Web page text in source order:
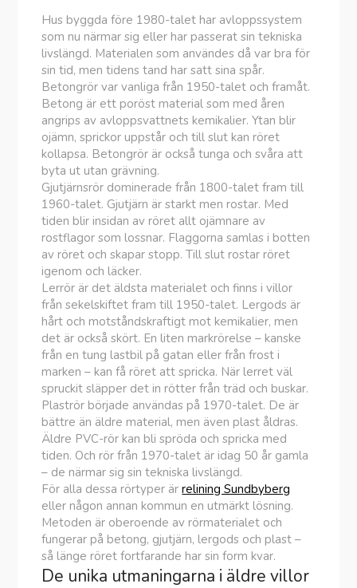
Hus byggda före 1980-talet har avloppssystem
som nu närmar sig eller har passerat sin tekniska
livslängd. Materialen som användes då var bra för
sin tid, men tidens tand har satt sina spår.
Betongrör var vanliga från 1950-talet och framåt.
Betong är ett poröst material som med åren
angrips av avloppsvattnets kemikalier. Ytan blir
ojämn, sprickor uppstår och till slut kan röret
kollapsa. Betongrör är också tunga och svåra att
byta ut utan grävning.
Gjutjärnsrör dominerade från 1800-talet fram till
1960-talet. Gjutjärn är starkt men rostar. Med
tiden blir insidan av röret allt ojämnare av
rostflagor som lossnar. Flaggorna samlas i botten
av röret och skapar stopp. Till slut rostar röret
igenom och läcker.
Lerrör är det äldsta materialet och finns i villor
från sekelskiftet fram till 1950-talet. Lergods är
hårt och motståndskraftigt mot kemikalier, men
det är också skört. En liten markrörelse – kanske
från en tung lastbil på gatan eller från frost i
marken – kan få röret att spricka. När lerret väl
spruckit släpper det in rötter från träd och buskar.
Plaströr började användas på 1970-talet. De är
bättre än äldre material, men även plast åldras.
Äldre PVC-rör kan bli spröda och spricka med
tiden. Och rör från 1970-talet är idag 50 år gamla
– de närmar sig sin tekniska livslängd.
För alla dessa rörtyper ärrelining Sundbyberg
eller någon annan kommun en utmärkt lösning.
Metoden är oberoende av rörmaterialet och
fungerar på betong, gjutjärn, lergods och plast –
så länge röret fortfarande har sin form kvar.
De unika utmaningarna i äldre villor